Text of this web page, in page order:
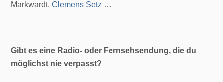
Markwardt,Clemens Setz …
Gibt es eine Radio- oder Fernsehsendung, die du
möglichst nie verpasst?